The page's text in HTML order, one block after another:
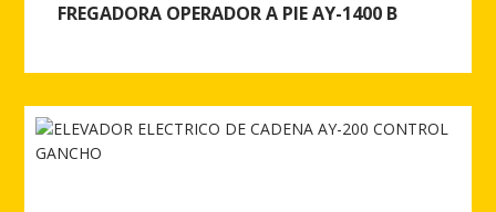
FREGADORA OPERADOR A PIE AY-1400 B